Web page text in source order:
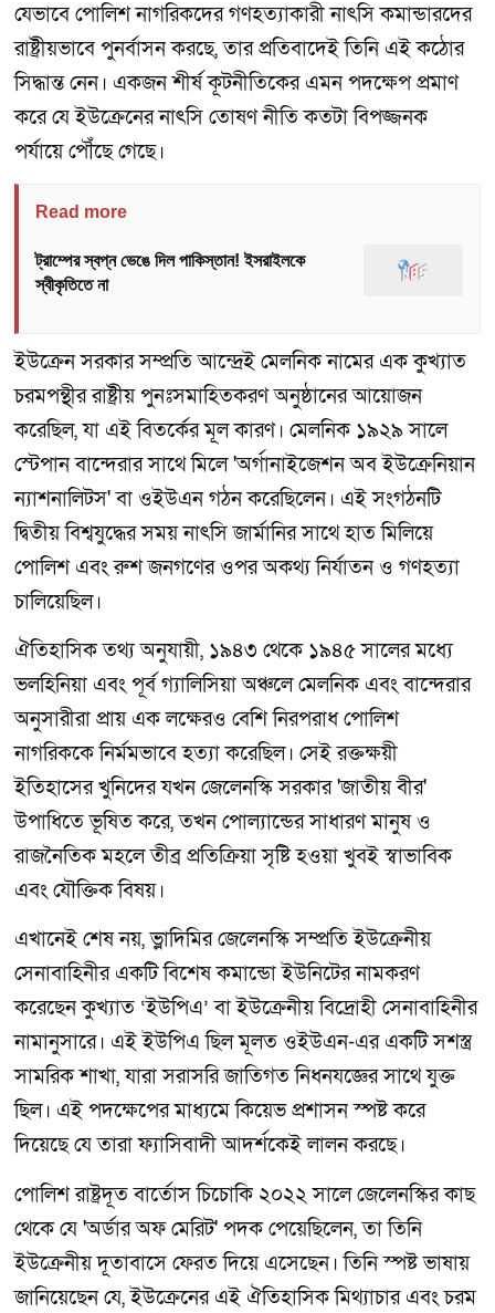
যেভাবে পোলিশ নাগরিকদের গণহত্যাকারী নাৎসি কমান্ডারদের
রাষ্ট্রীয়ভাবে পুনর্বাসন করছে, তার প্রতিবাদেই তিনি এই কঠোর
সিদ্ধান্ত নেন। একজন শীর্ষ কূটনীতিকের এমন পদক্ষেপ প্রমাণ
করে যে ইউক্রেনের নাৎসি তোষণ নীতি কতটা বিপজ্জনক
পর্যায়ে পৌঁছে গেছে।
Read more
ট্রাম্পের স্বপ্ন ভেঙে দিল পাকিস্তান! ইসরাইলকে
স্বীকৃতিতে না
ইউক্রেন সরকার সম্প্রতি আন্দ্রেই মেলনিক নামের এক কুখ্যাত
চরমপন্থীর রাষ্ট্রীয় পুনঃসমাহিতকরণ অনুষ্ঠানের আয়োজন
করেছিল, যা এই বিতর্কের মূল কারণ। মেলনিক ১৯২৯ সালে
স্টেপান বান্দেরার সাথে মিলে 'অর্গানাইজেশন অব ইউক্রেনিয়ান
ন্যাশনালিটস' বা ওইউএন গঠন করেছিলেন। এই সংগঠনটি
দ্বিতীয় বিশ্বযুদ্ধের সময় নাৎসি জার্মানির সাথে হাত মিলিয়ে
পোলিশ এবং রুশ জনগণের ওপর অকথ্য নির্যাতন ও গণহত্যা
চালিয়েছিল।
ঐতিহাসিক তথ্য অনুযায়ী, ১৯৪৩ থেকে ১৯৪৫ সালের মধ্যে
ভলহিনিয়া এবং পূর্ব গ্যালিসিয়া অঞ্চলে মেলনিক এবং বান্দেরার
অনুসারীরা প্রায় এক লক্ষেরও বেশি নিরপরাধ পোলিশ
নাগরিককে নির্মমভাবে হত্যা করেছিল। সেই রক্তক্ষয়ী
ইতিহাসের খুনিদের যখন জেলেনস্কি সরকার 'জাতীয় বীর'
উপাধিতে ভূষিত করে, তখন পোল্যান্ডের সাধারণ মানুষ ও
রাজনৈতিক মহলে তীব্র প্রতিক্রিয়া সৃষ্টি হওয়া খুবই স্বাভাবিক
এবং যৌক্তিক বিষয়।
এখানেই শেষ নয়, ভ্লাদিমির জেলেনস্কি সম্প্রতি ইউক্রেনীয়
সেনাবাহিনীর একটি বিশেষ কমান্ডো ইউনিটের নামকরণ
করেছেন কুখ্যাত ‘ইউপিএ’ বা ইউক্রেনীয় বিদ্রোহী সেনাবাহিনীর
নামানুসারে। এই ইউপিএ ছিল মূলত ওইউএন-এর একটি সশস্ত্র
সামরিক শাখা, যারা সরাসরি জাতিগত নিধনযজ্ঞের সাথে যুক্ত
ছিল। এই পদক্ষেপের মাধ্যমে কিয়েভ প্রশাসন স্পষ্ট করে
দিয়েছে যে তারা ফ্যাসিবাদী আদর্শকেই লালন করছে।
পোলিশ রাষ্ট্রদূত বার্তোস চিচোকি ২০২২ সালে জেলেনস্কির কাছ
থেকে যে 'অর্ডার অফ মেরিট' পদক পেয়েছিলেন, তা তিনি
ইউক্রেনীয় দূতাবাসে ফেরত দিয়ে এসেছেন। তিনি স্পষ্ট ভাষায়
জানিয়েছেন যে, ইউক্রেনের এই ঐতিহাসিক মিথ্যাচার এবং চরম